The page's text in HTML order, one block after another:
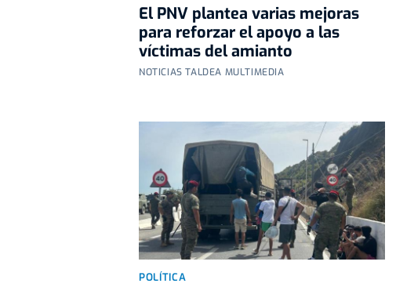
El PNV plantea varias mejoras
para reforzar el apoyo a las
víctimas del amianto
NOTICIAS TALDEA MULTIMEDIA
POLÍTICA